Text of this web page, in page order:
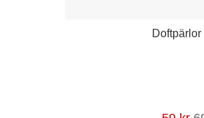
Doftpärlor